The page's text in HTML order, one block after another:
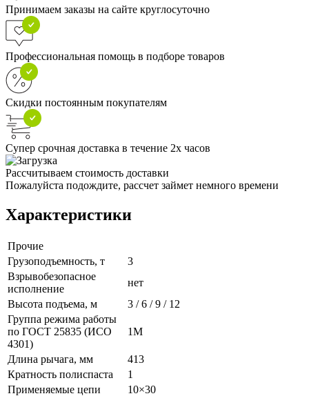
Принимаем заказы на сайте круглосуточно
Профессиональная помощь в подборе товаров
Скидки постоянным покупателям
Супер срочная доставка в течение 2х часов
Рассчитываем стоимость доставки
Пожалуйста подождите, рассчет займет немного времени
Характеристики
Прочие
Грузоподъемность, т
3
Взрывобезопасное
исполнение
нет
Высота подъема, м
3 / 6 / 9 / 12
Группа режима работы
по ГОСТ 25835 (ИСО
4301)
1М
Длина рычага, мм
413
Кратность полиспаста
1
Применяемые цепи
10×30